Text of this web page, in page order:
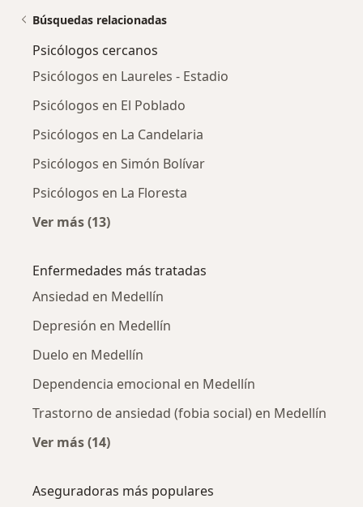
Búsquedas relacionadas
Psicólogos cercanos
Psicólogos en Laureles - Estadio
Psicólogos en El Poblado
Psicólogos en La Candelaria
Psicólogos en Simón Bolívar
Psicólogos en La Floresta
Ver más (13)
Enfermedades más tratadas
Ansiedad en Medellín
Depresión en Medellín
Duelo en Medellín
Dependencia emocional en Medellín
Trastorno de ansiedad (fobia social) en Medellín
Ver más (14)
Aseguradoras más populares